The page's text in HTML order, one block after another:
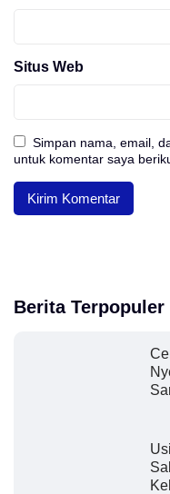
Situs Web
Simpan nama, email,
untuk komentar saya
Berita Terpopuler